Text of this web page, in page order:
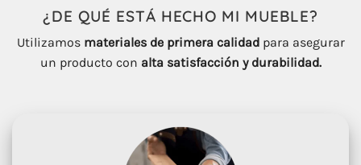
¿DE QUÉ ESTÁ HECHO MI MUEBLE?
Utilizamos materiales de primera calidadpara asegurar
un producto con alta satisfacción y durabilidad.